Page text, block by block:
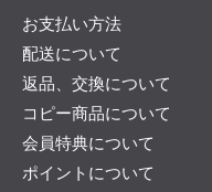
お支払い方法
配送について
返品、交換について
コピー商品について
会員特典について
ポイントについて